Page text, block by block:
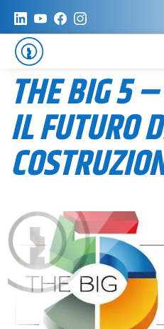
THE BIG 5
IL FUTURO